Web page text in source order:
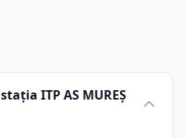
ITP AS MUREŞ